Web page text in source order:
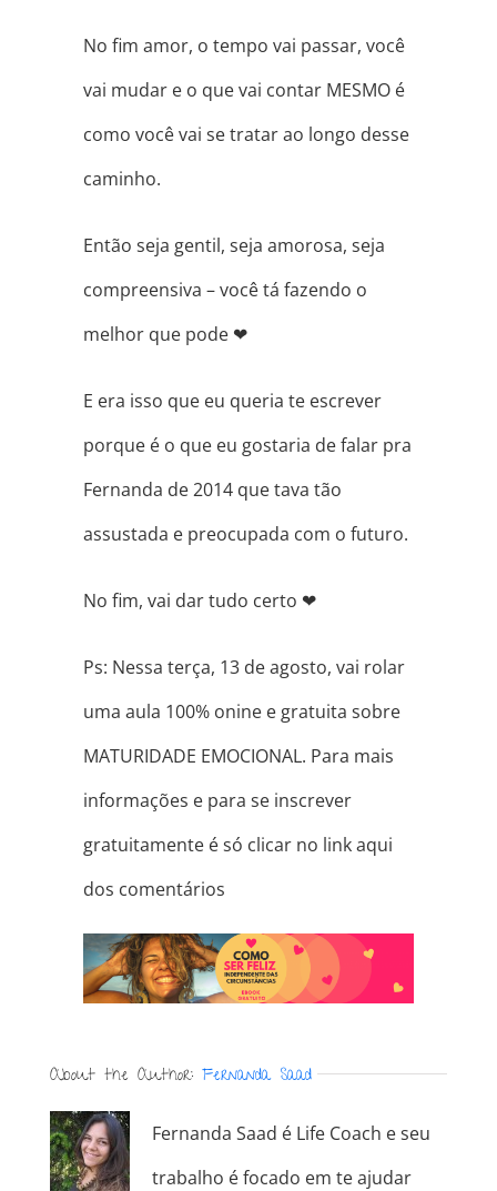
No fim amor, o tempo vai passar, você
vai mudar e o que vai contar MESMO é
como você vai se tratar ao longo desse
caminho.
Então seja gentil, seja amorosa, seja
compreensiva – você tá fazendo o
melhor que pode ❤
E era isso que eu queria te escrever
porque é o que eu gostaria de falar pra
Fernanda de 2014 que tava tão
assustada e preocupada com o futuro.
No fim, vai dar tudo certo ❤
Ps: Nessa terça, 13 de agosto, vai rolar
uma aula 100% onine e gratuita sobre
MATURIDADE EMOCIONAL. Para mais
informações e para se inscrever
gratuitamente é só clicar no link aqui
dos comentários
About the Author: Fernanda Saad
Fernanda Saad é Life Coach e seu
trabalho é focado em te ajudar